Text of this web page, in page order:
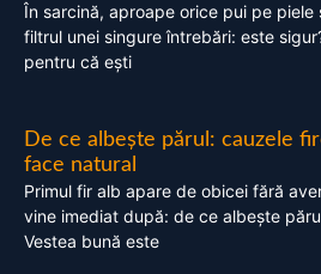
În sarcină, aproape orice pui pe
filtrul unei singure întrebări: este
pentru că ești
De ce albește părul: cauzele
face natural
Primul fir alb apare de obicei fără
vine imediat după: de ce albește
Vestea bună este